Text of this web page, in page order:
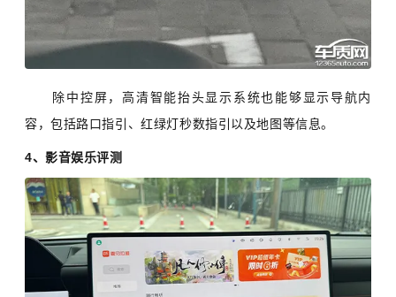
除中控屏，高清智能抬头显示系统也能够显示导航内
容，包括路口指引、红绿灯秒数指引以及地图等信息。
4、影音娱乐评测